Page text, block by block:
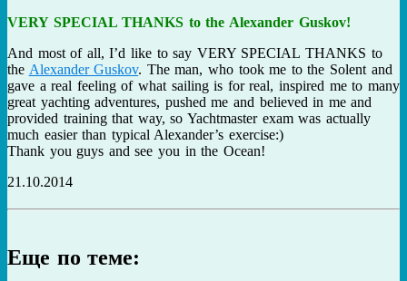
VERY SPECIAL THANKS to the Alexander Guskov!
And most of all, I’d like to say VERY SPECIAL THANKS to
the Alexander Guskov. The man, who took me to the Solent and
gave a real feeling of what sailing is for real, inspired me to many
great yachting adventures, pushed me and believed in me and
provided training that way, so Yachtmaster exam was actually
much easier than typical Alexander’s exercise:)
Thank you guys and see you in the Ocean!
21.10.2014
Еще по теме: